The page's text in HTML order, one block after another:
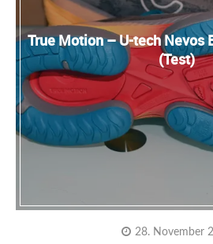
True Motion – U-tech Nevos
(Test)
28. November